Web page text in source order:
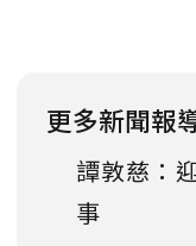
更多新聞報
譚敦慈：
事